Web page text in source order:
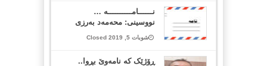
نــــــامــــــــــە …
نووسینی: محەمەد بەرزی
شوبات 5, 2019 Closed
ڕۆژێک کە نامەوێ بڕوا..